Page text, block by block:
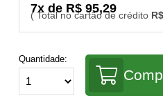
7x de R$ 95,29
Quantidade: